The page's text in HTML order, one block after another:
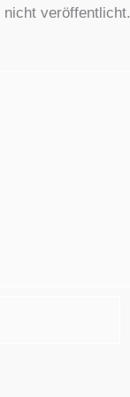
veröffentlicht.